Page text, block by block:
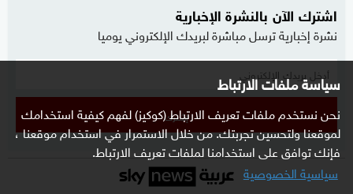
سياسة ملفات الارتباط
نحن نستخدم ملفات تعريف الارتباط (كوكيز) لفهم كيفية استخدامك
لموقعنا ولتحسين تجربتك. من خلال الاستمرار في استخدام موقعنا ،
فإنك توافق على استخدامنا لملفات تعريف الارتباط.
سياسية الخصوصية
اشترك الآن بالنشرة الإخبارية
نشرة إخبارية ترسل مباشرة لبريدك الإلكتروني يوميا
إشترك